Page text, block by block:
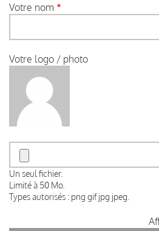
Votre nom
Votre logo / photo
Un seul fichier.
Limité à 50 Mo.
Types autorisés : png gif jpg jpeg.